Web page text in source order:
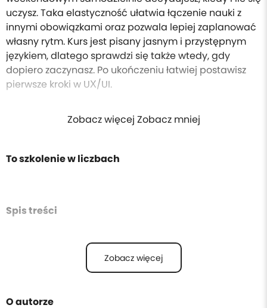
uczysz. Taka elastyczność ułatwia łączenie nauki z
innymi obowiązkami oraz pozwala lepiej zaplanować
własny rytm. Kurs jest pisany jasnym i przystępnym
językiem, dlatego sprawdzi się także wtedy, gdy
dopiero zaczynasz. Po ukończeniu łatwiej postawisz
pierwsze kroki w UX/UI.
Zobacz więcej Zobacz mniej
To szkolenie w liczbach
Spis treści
Zobacz więcej
O autorze